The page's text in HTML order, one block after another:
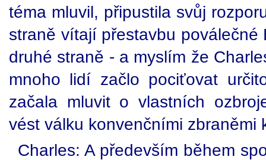
téma mluvil, připustila svůj
straně vítají přestavbu
druhé straně - a myslím že
mnoho lidí začlo pociťovat
začala mluvit o vlastních
vést válku konvenčními zbraněmi
Charles: A především během